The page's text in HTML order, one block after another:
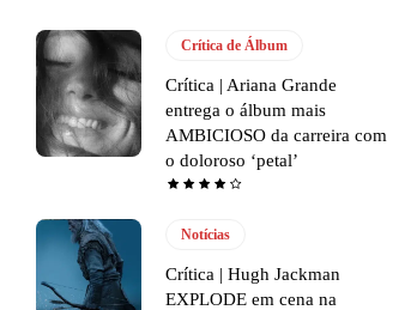
Crítica de Álbum
Crítica | Ariana Grande
entrega o álbum mais
AMBICIOSO da carreira com
o doloroso ‘petal’
Notícias
Crítica | Hugh Jackman
EXPLODE em cena na